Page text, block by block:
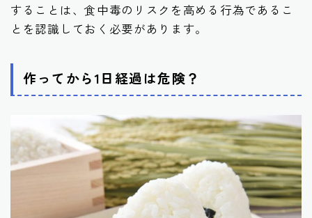
することは、食中毒のリスクを高める行為であるこ
とを認識しておく必要があります。
作ってから1日経過は危険？